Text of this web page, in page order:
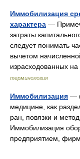
Иммобилизация
характера —
затраты
следует понимать
вычетом
израсходованных
терминология
Иммобилизация —
медицине, как
ран, повязки и
Иммобилизация
предприятием,